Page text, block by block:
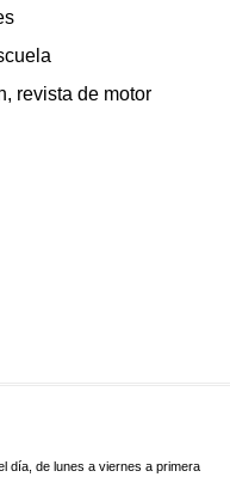
revista de motor
día, de lunes a viernes a primera